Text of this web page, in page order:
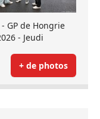
- GP de Hongrie
- Jeudi
+ de photos